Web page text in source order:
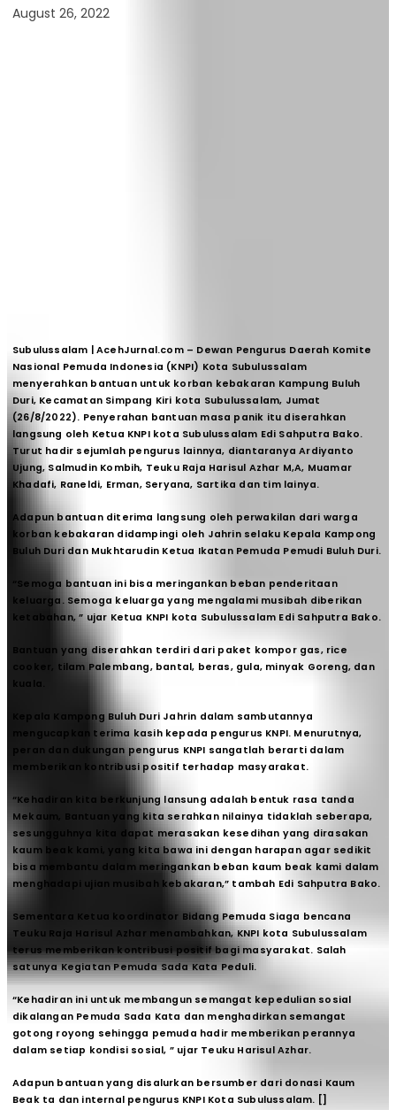
August 26, 2022
Subulussalam | AcehJurnal.com– Dewan Pengurus Daerah Komite
Nasional Pemuda Indonesia (KNPI) Kota Subulussalam
menyerahkan bantuan untuk korban kebakaran Kampung Buluh
Duri, Kecamatan Simpang Kiri kota Subulussalam, Jumat
(26/8/2022). Penyerahan bantuan masa panik itu diserahkan
langsung oleh Ketua KNPI kota Subulussalam Edi Sahputra Bako.
Turut hadir sejumlah pengurus lainnya, diantaranya Ardiyanto
Ujung, Salmudin Kombih, Teuku Raja Harisul Azhar M,A, Muamar
Khadafi, Raneldi, Erman, Seryana, Sartika dan tim lainya.
Adapun bantuan diterima langsung oleh perwakilan dari warga
korban kebakaran didampingi oleh Jahrin selaku Kepala Kampong
Buluh Duri dan Mukhtarudin Ketua Ikatan Pemuda Pemudi Buluh Duri.
“Semoga bantuan ini bisa meringankan beban penderitaan
keluarga. Semoga keluarga yang mengalami musibah diberikan
ketabahan, ” ujar Ketua KNPI kota Subulussalam Edi Sahputra Bako.
Bantuan yang diserahkan terdiri dari paket kompor gas, rice
cooker, tilam Palembang, bantal, beras, gula, minyak Goreng, dan
kuala.
Kepala Kampong Buluh Duri Jahrin dalam sambutannya
mengucapkan terima kasih kepada pengurus KNPI. Menurutnya,
peran dan dukungan pengurus KNPI sangatlah berarti dalam
memberikan kontribusi positif terhadap masyarakat.
“Kehadiran kita berkunjung lansung adalah bentuk rasa tanda
Mekaum, Bantuan yang kita serahkan nilainya tidaklah seberapa,
sesungguhnya kita dapat merasakan kesedihan yang dirasakan
kaum beak kami, yang kita bawa ini dengan harapan agar sedikit
bisa membantu dalam meringankan beban kaum beak kami dalam
menghadapi ujian musibah kebakaran,” tambah Edi Sahputra Bako.
Sementara Ketua koordinator Bidang Pemuda Siaga bencana
Teuku Raja Harisul Azhar menambahkan, KNPI kota Subulussalam
terus memberikan kontribusi positif bagi masyarakat. Salah
satunya Kegiatan Pemuda Sada Kata Peduli.
“Kehadiran ini untuk membangun semangat kepedulian sosial
dikalangan Pemuda Sada Kata dan menghadirkan semangat
gotong royong sehingga pemuda hadir memberikan perannya
dalam setiap kondisi sosial, ” ujar Teuku Harisul Azhar.
Adapun bantuan yang disalurkan bersumber dari donasi Kaum
Beak ta dan internal pengurus KNPI Kota Subulussalam. []